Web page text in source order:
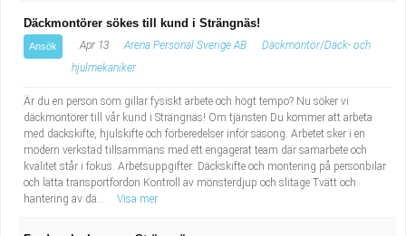
Däckmontörer sökes till kund i Strängnäs!
Ansök Apr 13 Arena Personal Sverige AB
Däckmontör/Däck- och
hjulmekaniker
Är du en person som gillar fysiskt arbete och högt tempo? Nu söker vi
däckmontörer till vår kund i Strängnäs! Om tjänsten Du kommer att arbeta
med däckskifte, hjulskifte och förberedelser inför säsong. Arbetet sker i en
modern verkstad tillsammans med ett engagerat team där samarbete och
kvalitet står i fokus. Arbetsuppgifter: Däckskifte och montering på personbilar
och lätta transportfordon Kontroll av mönsterdjup och slitage Tvätt och
hantering av dä...
Visa mer